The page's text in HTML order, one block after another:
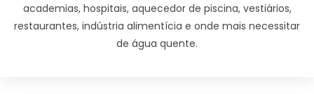
academias, hospitais, aquecedor de piscina, vestiários,
restaurantes, indústria alimentícia e onde mais necessitar
de água quente.